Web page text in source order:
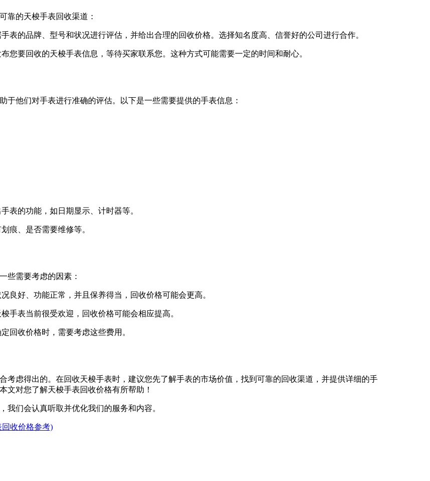
靠的天梭手表回收渠道：
表的品牌、型号和状况进行评估，并给出合理的回收价格。选择知名度高、信誉好的公司进行合作。
您要回收的天梭手表信息，等待买家联系您。这种方式可能需要一定的时间和耐心。
他们对手表进行准确的评估。以下是一些需要提供的手表信息：
表的功能，如日期显示、计时器等。
痕、是否需要维修等。
些需要考虑的因素：
良好、功能正常，并且保养得当，回收价格可能会更高。
手表当前很受欢迎，回收价格可能会相应提高。
回收价格时，需要考虑这些费用。
考虑得出的。在回收天梭手表时，建议您先了解手表的市场价值，找到可靠的回收渠道，并提供详细的手
文对您了解天梭手表回收价格有所帮助！
们会认真听取并优化我们的服务和内容。
收价格参考)